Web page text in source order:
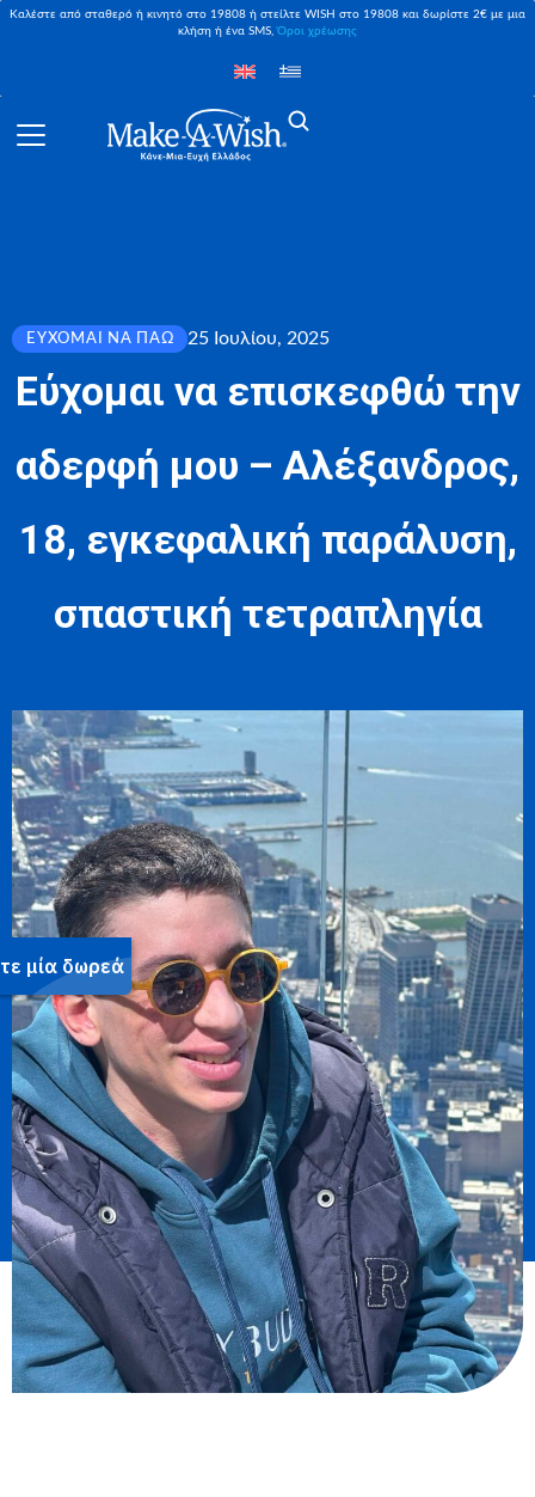
Καλέστε από σταθερό ή κινητό στο 19808 ή στείλτε WISH στο 19808 και δωρίστε 2€ με μια
κλήση ή ένα SMS,Όροι χρέωσης
ΕΎΧΟΜΑΙ ΝΑ ΠΆΩ 25 Ιουλίου, 2025
Εύχομαι να επισκεφθώ την
αδερφή μου – Αλέξανδρος,
18, εγκεφαλική παράλυση,
σπαστική τετραπληγία